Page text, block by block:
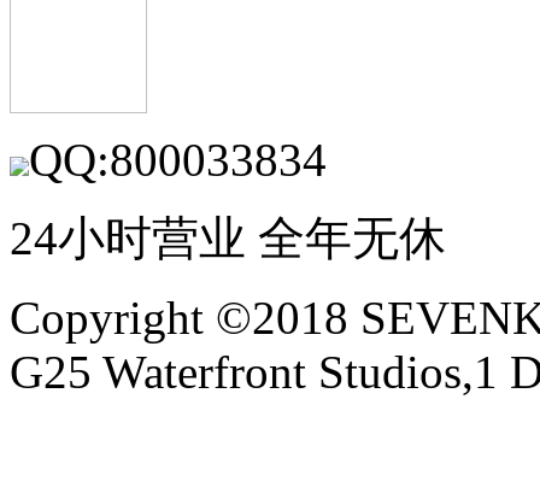
QQ:800033834
24小时营业 全年无休
Copyright ©2018
G25 Waterfront Studios,1